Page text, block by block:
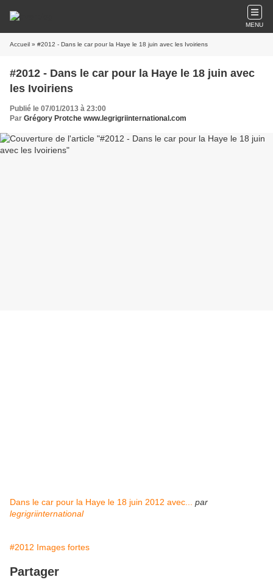
MENU
Accueil » #2012 - Dans le car pour la Haye le 18 juin avec les Ivoiriens
#2012 - Dans le car pour la Haye le 18 juin avec
les Ivoiriens
Publié le 07/01/2013 à 23:00
Par Grégory Protche www.legrigriinternational.com
Dans le car pour la Haye le 18 juin 2012 avec...
par
legrigriinternational
#2012 Images fortes
Partager